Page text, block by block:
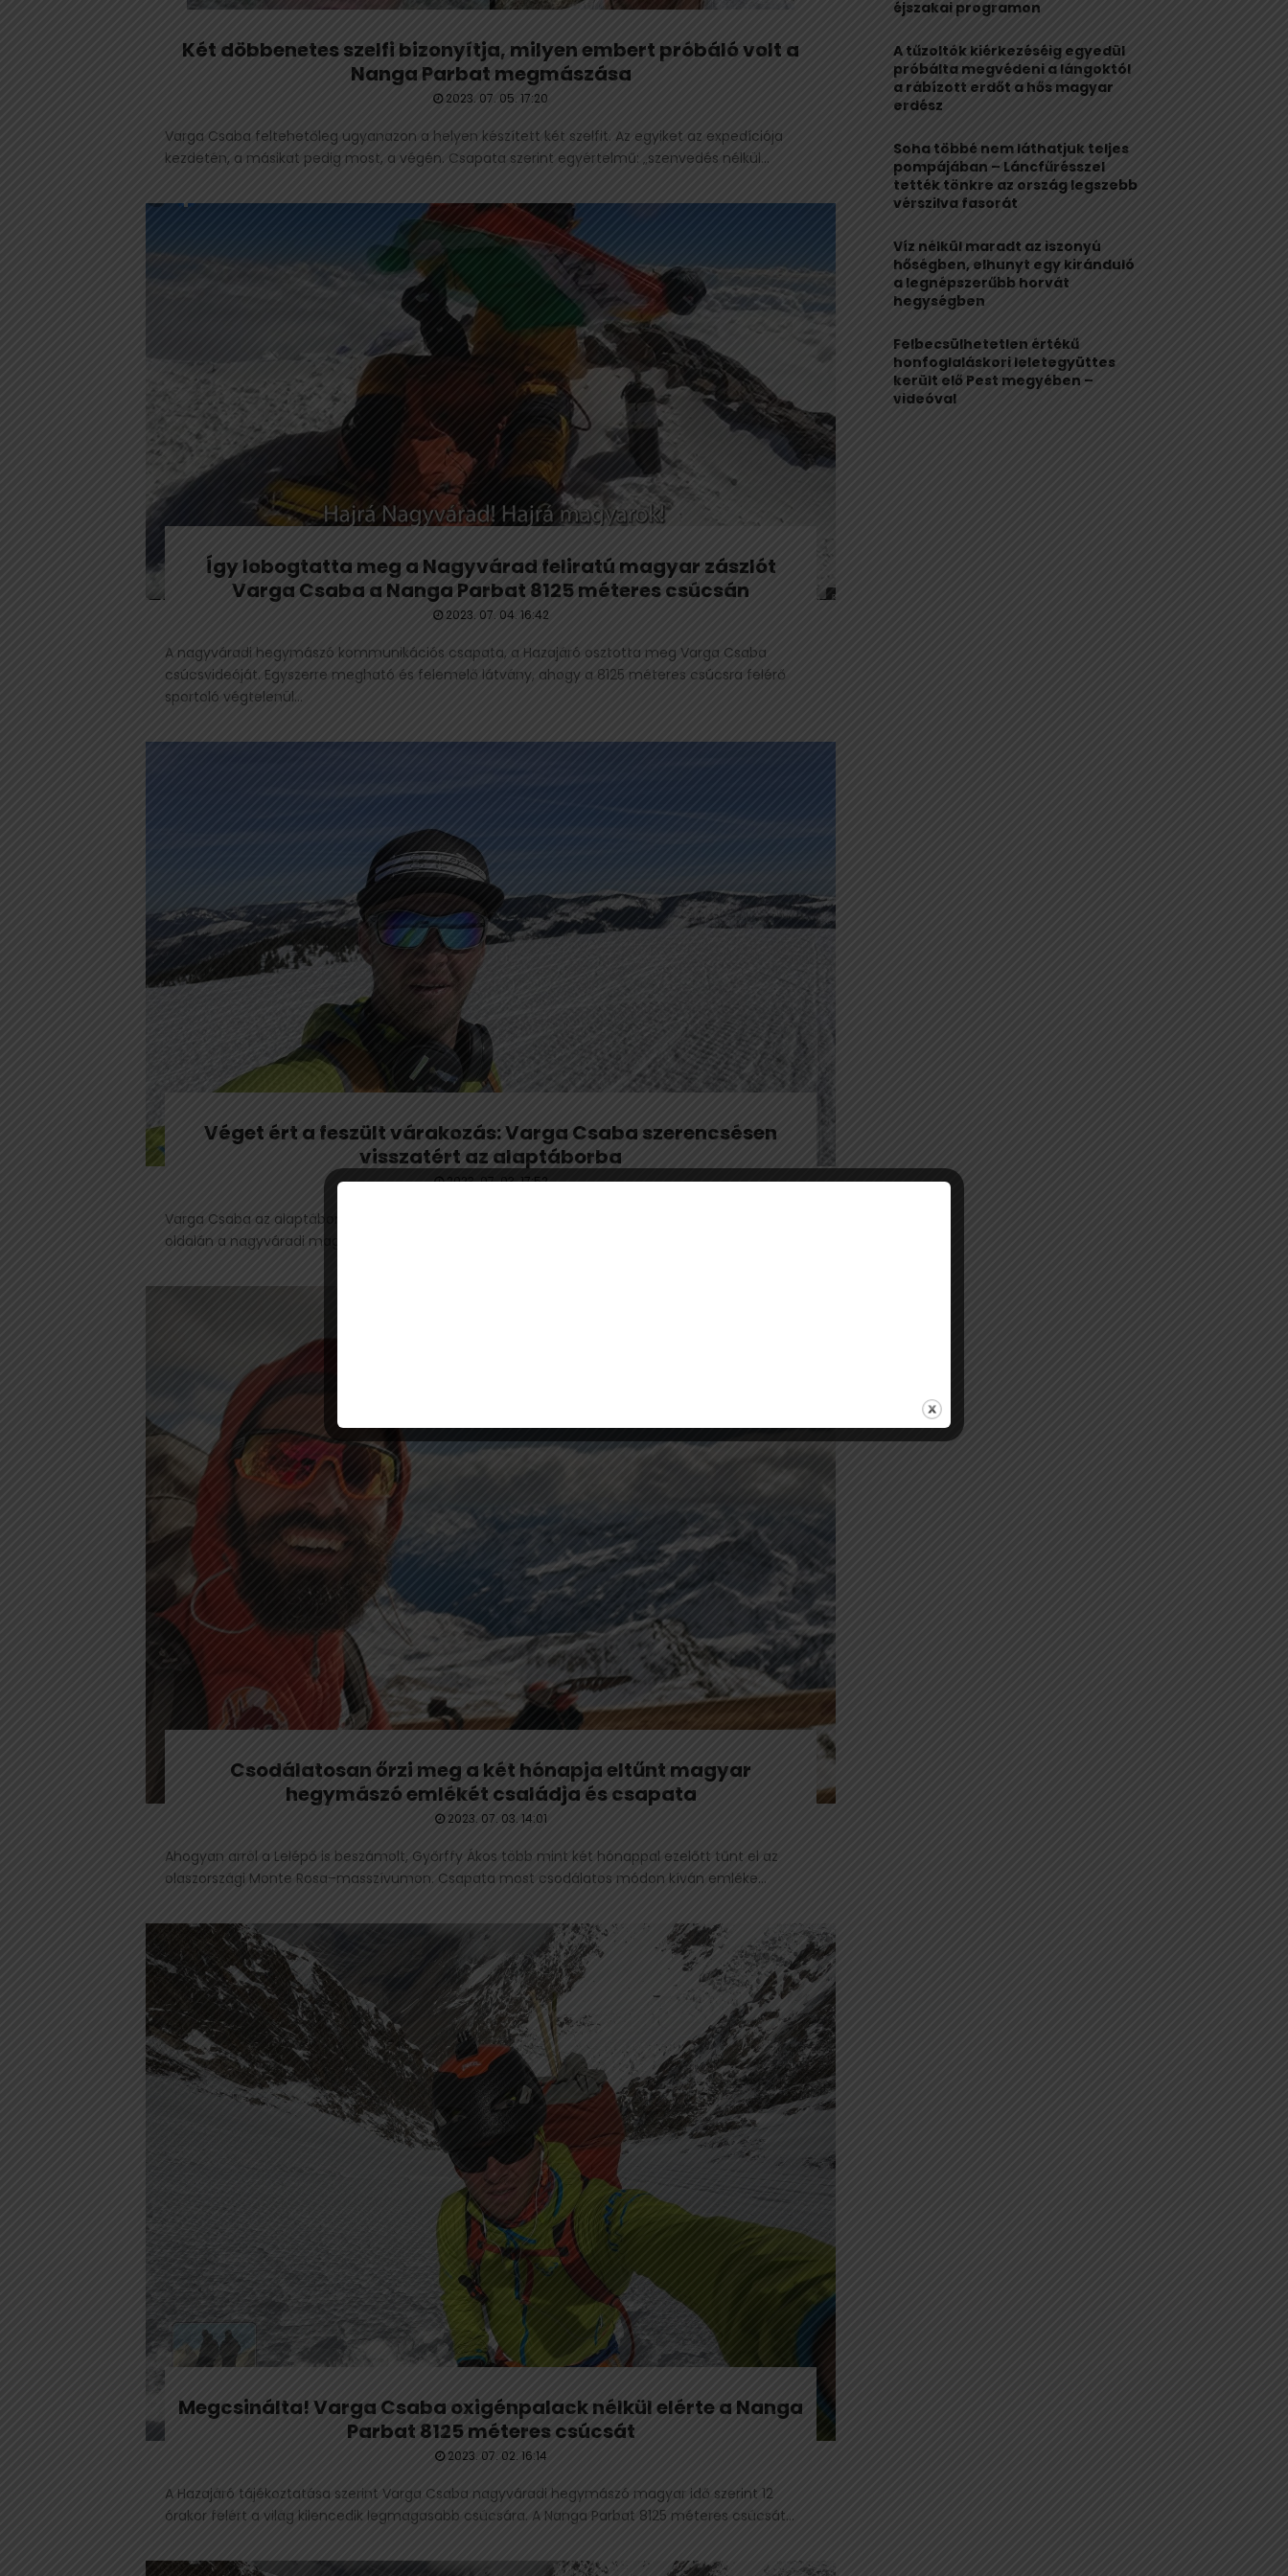
Két döbbenetes szelfi bizonyítja, milyen embert próbáló volt a
Nanga Parbat megmászása
2023. 07. 05. 17:20
Varga Csaba feltehetőleg ugyanazon a helyen készített két szelfit. Az egyiket az expedíciója
kezdetén, a másikat pedig most, a végén. Csapata szerint egyértelmű: „szenvedés nélkül...
Így lobogtatta meg a Nagyvárad feliratú magyar zászlót
Varga Csaba a Nanga Parbat 8125 méteres csúcsán
2023. 07. 04. 16:42
A nagyváradi hegymászó kommunikációs csapata, a Hazajáró osztotta meg Varga Csaba
csúcsvideóját. Egyszerre megható és felemelő látvány, ahogy a 8125 méteres csúcsra felérő
sportoló végtelenül...
Véget ért a feszült várakozás: Varga Csaba szerencsésen
visszatért az alaptáborba
2023. 07. 03. 17:52
Varga Csaba az alaptáborban, sikerrel zárult a Nanga Parbat expedíció – adta hírül közösségi
oldalán a nagyváradi magyar hegymászó kommunikációs csapata, a Hazajáró. Helyi idő...
Csodálatosan őrzi meg a két hónapja eltűnt magyar
hegymászó emlékét családja és csapata
2023. 07. 03. 14:01
Ahogyan arról a Lelépő is beszámolt, Győrffy Ákos több mint két hónappal ezelőtt tűnt el az
olaszországi Monte Rosa–masszívumon. Csapata most csodálatos módon kíván emléke...
Megcsinálta! Varga Csaba oxigénpalack nélkül elérte a Nanga
Parbat 8125 méteres csúcsát
2023. 07. 02. 16:14
A Hazajáró tájékoztatása szerint Varga Csaba nagyváradi hegymászó magyar idő szerint 12
órakor felért a világ kilencedik legmagasabb csúcsára. A Nanga Parbat 8125 méteres csúcsát...
H
éjszakai programon
A tűzoltók kiérkezéséig egyedül
próbálta megvédeni a lángoktól
a rábízott erdőt a hős magyar
erdész
Soha többé nem láthatjuk teljes
pompájában – Láncfűrésszel
tették tönkre az ország legszebb
vérszilva fasorát
Víz nélkül maradt az iszonyú
hőségben, elhunyt egy kiránduló
a legnépszerűbb horvát
hegységben
Felbecsülhetetlen értékű
honfoglaláskori leletegyüttes
került elő Pest megyében –
videóval